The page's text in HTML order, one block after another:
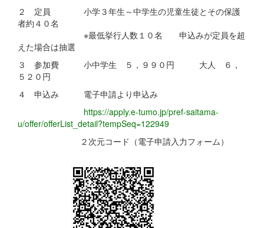
２ 定員 小学３年生～中学生の児童生徒とその保護
者約４０名
※最低挙行人数１０名 申込みが定員を超
えた場合は抽選
３ 参加費 小中学生 ５，９９０円 大人 ６，
５２０円
４ 申込み 電子申請より申込み
https://apply.e-tumo.jp/pref-saitama-
u/offer/offerList_detail?tempSeq=122949
２次元コード（電子申請入力フォーム）